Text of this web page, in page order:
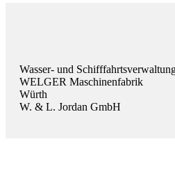
Wasser- und
WELGER Maschinenfabrik
Würth
W. & L. Jordan GmbH